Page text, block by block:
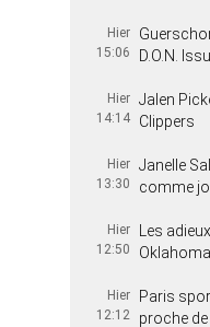
Hier
15:06
D.O.N.
Hier
14:14
Jalen
Clippers
Hier
13:30
Janelle
comme
Hier
12:50
Les
Hier
12:12
Paris
proche